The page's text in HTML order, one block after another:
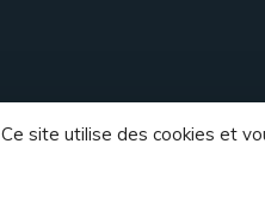
Ce site utilise des cookies et